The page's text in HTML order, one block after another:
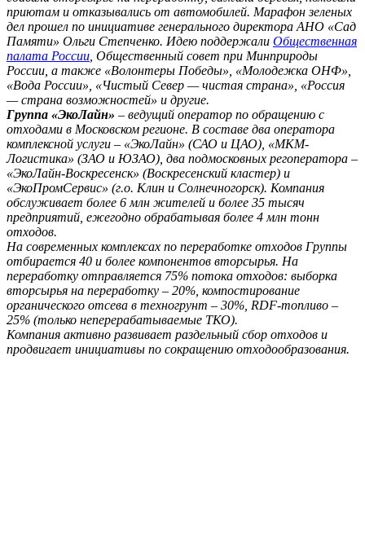
приютам и отказывались от автомобилей. Марафон зеленых
дел прошел по инициативе генерального директора АНО «Сад
Памяти» Ольги Степченко. Идею поддержали Общественная
палата России , Общественный совет при Минприроды
России, а также «Волонтеры Победы», «Молодежка ОНФ»,
«Вода России», «Чистый Север — чистая страна», «Россия
— страна возможностей» и другие.
Группа «ЭкоЛайн» – ведущий оператор по обращению с
отходами в Московском регионе. В составе два оператора
комплексной услуги – «ЭкоЛайн» (САО и ЦАО), «МКМ-
Логистика» (ЗАО и ЮЗАО), два подмосковных регоператора –
«ЭкоЛайн-Воскресенск» (Воскресенский кластер) и
«ЭкоПромСервис» (г.о. Клин и Солнечногорск). Компания
обслуживает более 6 млн жителей и более 35 тысяч
предприятий, ежегодно обрабатывая более 4 млн тонн
отходов.
На современных комплексах по переработке отходов Группы
отбирается 40 и более компонентов вторсырья. На
переработку отправляется 75% потока отходов: выборка
вторсырья на переработку – 20%, компостирование
органического отсева в техногрунт – 30%, RDF-топливо –
25% (только неперерабатываемые ТКО).
Компания активно развивает раздельный сбор отходов и
продвигает инициативы по сокращению отходообразования.